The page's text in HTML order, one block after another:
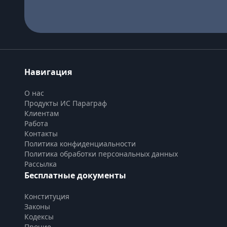
Навигация
О нас
Продукты ИС Параграф
Клиентам
Работа
Контакты
Политика конфиденциальности
Политика обработки персональных данных
Рассылка
Бесплатные документы
Конституция
Законы
Кодексы